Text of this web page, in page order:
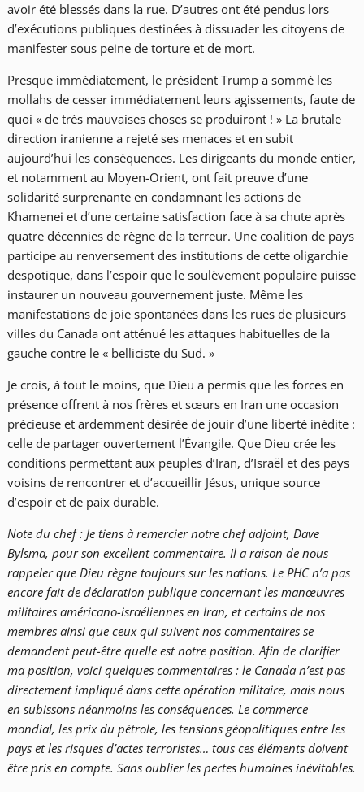
avoir été blessés dans la rue. D’autres ont été pendus lors
d’exécutions publiques destinées à dissuader les citoyens de
manifester sous peine de torture et de mort.
Presque immédiatement, le président Trump a sommé les
mollahs de cesser immédiatement leurs agissements, faute de
quoi « de très mauvaises choses se produiront ! » La brutale
direction iranienne a rejeté ses menaces et en subit
aujourd’hui les conséquences. Les dirigeants du monde entier,
et notamment au Moyen-Orient, ont fait preuve d’une
solidarité surprenante en condamnant les actions de
Khamenei et d’une certaine satisfaction face à sa chute après
quatre décennies de règne de la terreur. Une coalition de pays
participe au renversement des institutions de cette oligarchie
despotique, dans l’espoir que le soulèvement populaire puisse
instaurer un nouveau gouvernement juste. Même les
manifestations de joie spontanées dans les rues de plusieurs
villes du Canada ont atténué les attaques habituelles de la
gauche contre le « belliciste du Sud. »
Je crois, à tout le moins, que Dieu a permis que les forces en
présence offrent à nos frères et sœurs en Iran une occasion
précieuse et ardemment désirée de jouir d’une liberté inédite :
celle de partager ouvertement l’Évangile. Que Dieu crée les
conditions permettant aux peuples d’Iran, d’Israël et des pays
voisins de rencontrer et d’accueillir Jésus, unique source
d’espoir et de paix durable.
Note du chef :Je tiens à remercier notre chef adjoint, Dave
Bylsma, pour son excellent commentaire. Il a raison de nous
rappeler que Dieu règne toujours sur les nations. Le PHC n’a pas
encore fait de déclaration publique concernant les manœuvres
militaires américano-israéliennes en Iran, et certains de nos
membres ainsi que ceux qui suivent nos commentaires se
demandent peut-être quelle est notre position. Afin de clarifier
ma position, voici quelques commentaires : le Canada n’est pas
directement impliqué dans cette opération militaire, mais nous
en subissons néanmoins les conséquences. Le commerce
mondial, les prix du pétrole, les tensions géopolitiques entre les
pays et les risques d’actes terroristes… tous ces éléments doivent
être pris en compte. Sans oublier les pertes humaines inévitables.